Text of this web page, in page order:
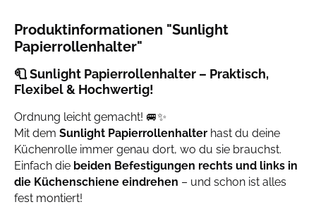
Produktinformationen "Sunlight
Papierrollenhalter"
🧻Sunlight Papierrollenhalter – Praktisch,
Flexibel & Hochwertig!
Ordnung leicht gemacht! 🚐✨
Mit dem Sunlight Papierrollenhalter hast du deine
Küchenrolle immer genau dort, wo du sie brauchst.
Einfach die beiden Befestigungen rechts und links in
die Küchenschiene eindrehen – und schon ist alles
fest montiert!